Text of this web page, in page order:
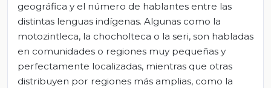
geográfica y el número de hablantes entre las
distintas lenguas indígenas. Algunas como la
motozintleca, la chocholteca o la seri, son habladas
en comunidades o regiones muy pequeñas y
perfectamente localizadas, mientras que otras
distribuyen por regiones más amplias, como la